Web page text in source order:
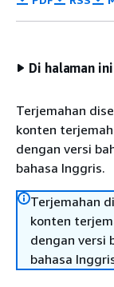
Di halaman ini
Terjemahan
konten
dengan versi
bahasa Inggris.
Terjemahan
konten
dengan versi
bahasa